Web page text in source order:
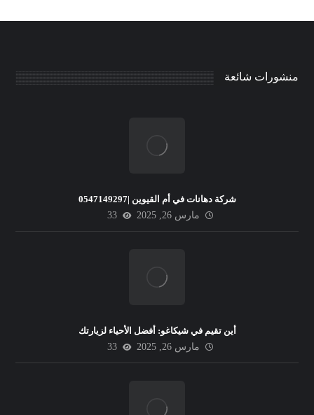
منشورات شائعة
شركة دهانات في أم القيوين |0547149297
مارس 26, 2025
33
أين تقيم في شيكاغو: أفضل الأحياء لزيارتك
مارس 26, 2025
33